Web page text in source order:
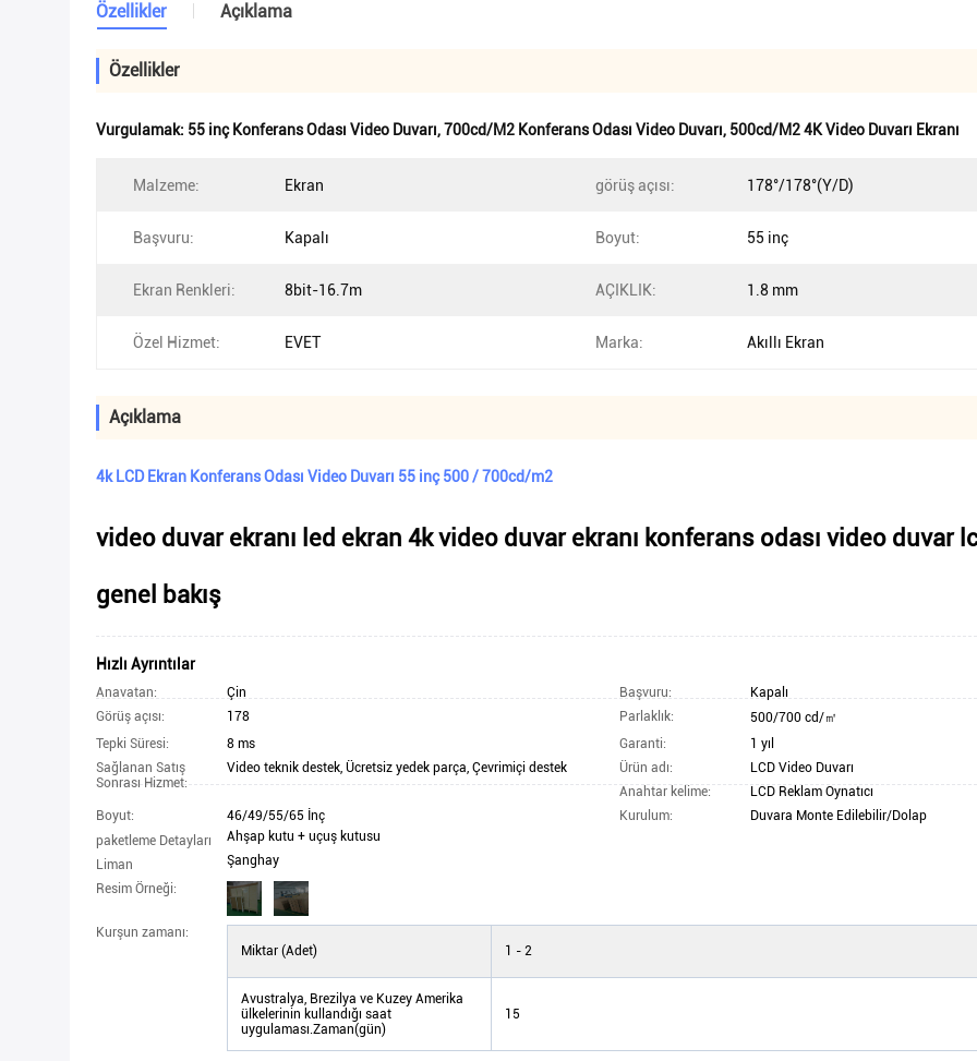
Özellikler Açıklama
Özellikler
Vurgulamak: 55 inç Konferans Odası Video Duvarı,700cd/M2 Konferans Odası Video Duvarı, 500cd/M2 4K Video Duvarı Ekranı
Malzeme: Ekran görüş açısı: 178°/178°(Y/D)
Başvuru: Kapalı Boyut: 55 inç
Ekran Renkleri: 8bit-16.7m AÇIKLIK: 1.8 mm
Özel Hizmet: EVET Marka: Akıllı Ekran
Açıklama
4k LCD Ekran Konferans Odası Video Duvarı 55 inç 500 / 700cd/m2
video duvar ekranı led ekran 4k video duvar ekranı konferans odası video duvar
genel bakış
Hızlı Ayrıntılar
Anavatan: Çin Başvuru:
Kapalı
Görüş açısı:
178 Parlaklık:
500/700 cd/㎡
Tepki Süresi:
8 ms Garanti:
1 yıl
Sağlanan Satış
Sonrası Hizmet:
Video teknik destek, Ücretsiz yedek parça, Çevrimiçi destek Ürün adı:
LCD Video Duvarı
Anahtar kelime:
LCD Reklam Oynatıcı
Boyut:
46/49/55/65 İnç Kurulum: Duvara Monte Edilebilir/Dolap
paketleme Detayları
Ahşap kutu + uçuş kutusu
Liman
Şanghay
Resim Örneği:
Kurşun zamanı:
Miktar (Adet)
1 - 2
Avustralya, Brezilya ve Kuzey Amerika
ülkelerinin kullandığı saat
uygulaması.Zaman(gün)
15